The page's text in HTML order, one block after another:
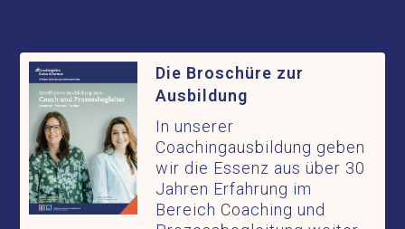
Die Broschüre zur
Ausbildung
In unserer
Coachingausbildung geben
wir die Essenz aus über 30
Jahren Erfahrung im
Bereich Coaching und